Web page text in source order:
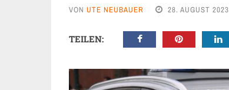
VON UTE NEUBAUER 28. AUGUST 2023
TEILEN: